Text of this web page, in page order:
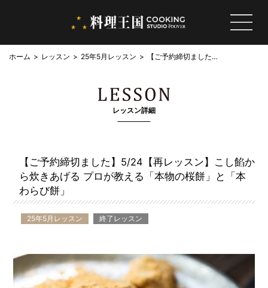
ホーム レッスン 25年5月レッスン
【ご予約締切ました】
プロが教える「本物の
桜餅」と「本わらび
餅」
レッスン詳細
【ご予約締切ました】5/24【再レッスン】こし餡か
ら炊きあげる プロが教える「本物の桜餅」と「本
わらび餅」
25年5月レッスン 終了レッスン